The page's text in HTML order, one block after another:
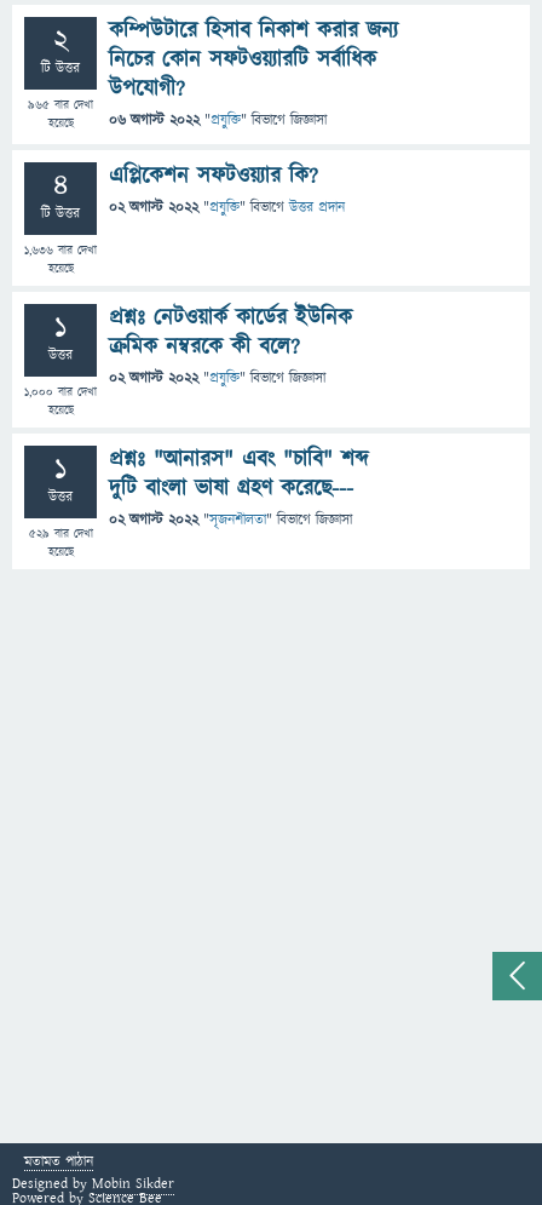
2
টি উত্তর
965 বার দেখা
হয়েছে
কম্পিউটারে হিসাব নিকাশ করার জন্য
নিচের কোন সফটওয়্যারটি সর্বাধিক
উপযোগী?
06 অগাস্ট 2022 "প্রযুক্তি" বিভাগে জিজ্ঞাসা
4
টি উত্তর
1,636 বার দেখা
হয়েছে
এপ্লিকেশন সফটওয়্যার কি?
02 অগাস্ট 2022 "প্রযুক্তি" বিভাগে উত্তর প্রদান
1
উত্তর
1,000 বার দেখা
হয়েছে
প্রশ্নঃ নেটওয়ার্ক কার্ডের ইউনিক
ক্রমিক নম্বরকে কী বলে?
02 অগাস্ট 2022 "প্রযুক্তি" বিভাগে জিজ্ঞাসা
1
উত্তর
529 বার দেখা
হয়েছে
প্রশ্নঃ "আনারস" এবং "চাবি" শব্দ
দুটি বাংলা ভাষা গ্রহণ করেছে---
02 অগাস্ট 2022 "সৃজনশীলতা" বিভাগে জিজ্ঞাসা
মতামত পাঠান
Designed by Mobin Sikder
Powered by Science Bee